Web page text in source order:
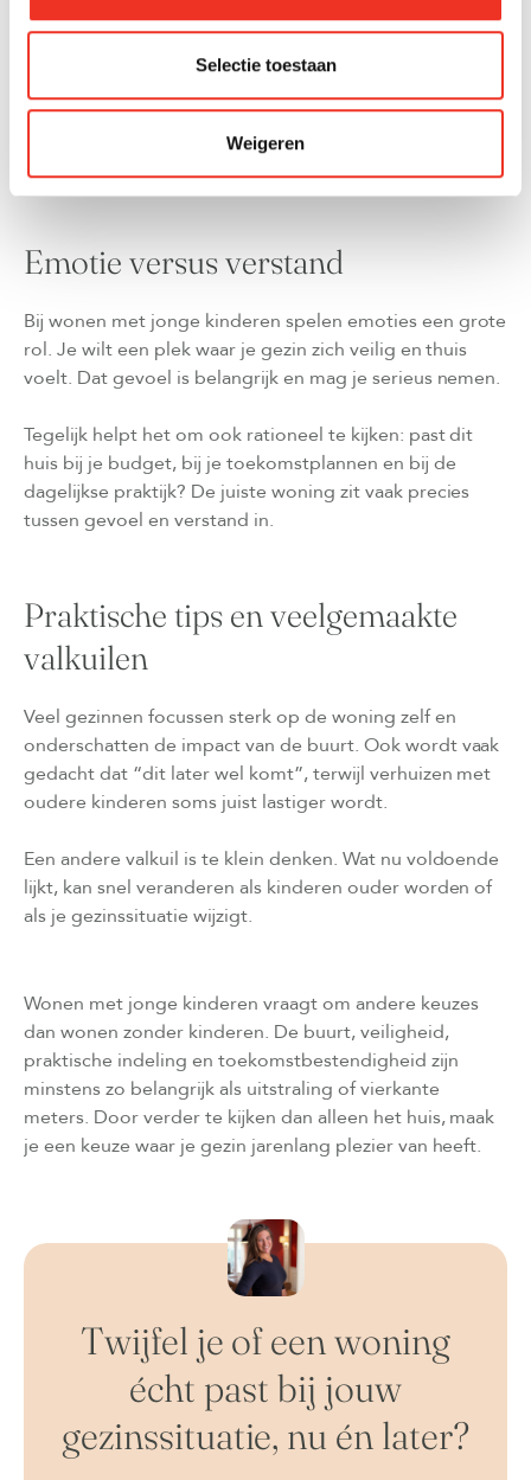
Selectie toestaan
Weigeren
Kunnen kinderen hier ook als tiener fijn wonen?
Blijft de buurt aantrekkelijk als ze zelfstandiger
worden?
Door iets ruimer te denken, voorkom je dat je over een
Emotie versus verstand
Bij wonen met jonge kinderen spelen emoties een grote
rol. Je wilt een plek waar je gezin zich veilig en thuis
voelt. Dat gevoel is belangrijk en mag je serieus nemen.
Tegelijk helpt het om ook rationeel te kijken: past dit
huis bij je budget, bij je toekomstplannen en bij de
dagelijkse praktijk? De juiste woning zit vaak precies
tussen gevoel en verstand in.
Praktische tips en veelgemaakte
valkuilen
Veel gezinnen focussen sterk op de woning zelf en
onderschatten de impact van de buurt. Ook wordt vaak
gedacht dat “dit later wel komt”, terwijl verhuizen met
oudere kinderen soms juist lastiger wordt.
Een andere valkuil is te klein denken. Wat nu voldoende
lijkt, kan snel veranderen als kinderen ouder worden of
als je gezinssituatie wijzigt.
Wonen met jonge kinderen vraagt om andere keuzes
dan wonen zonder kinderen. De buurt, veiligheid,
praktische indeling en toekomstbestendigheid zijn
minstens zo belangrijk als uitstraling of vierkante
meters. Door verder te kijken dan alleen het huis, maak
je een keuze waar je gezin jarenlang plezier van heeft.
Twijfel je of een woning
écht past bij jouw
gezinssituatie, nu én later?